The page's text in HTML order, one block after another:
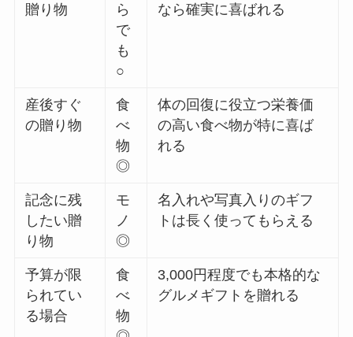
贈り物
ら
で
も
○
なら確実に喜ばれる
産後すぐ
の贈り物
食
べ
物
◎
体の回復に役立つ栄養価
の高い食べ物が特に喜ば
れる
記念に残
したい贈
り物
モ
ノ
◎
名入れや写真入りのギフ
トは長く使ってもらえる
予算が限
られてい
る場合
食
べ
物
3,000円程度でも本格的な
グルメギフトを贈れる